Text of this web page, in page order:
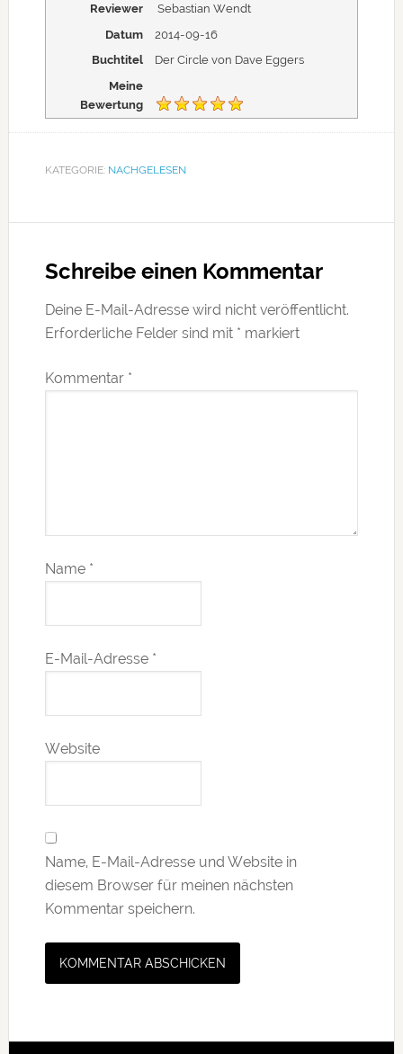
Reviewer
Sebastian Wendt
Datum
2014-09-16
Buchtitel
Der Circle von Dave Eggers
Meine
Bewertung
KATEGORIE: NACHGELESEN
Schreibe einen Kommentar
Deine E-Mail-Adresse wird nicht veröffentlicht.
Erforderliche Felder sind mit * markiert
Kommentar *
Name *
E-Mail-Adresse *
Website
Name, E-Mail-Adresse und Website in
diesem Browser für meinen nächsten
Kommentar speichern.